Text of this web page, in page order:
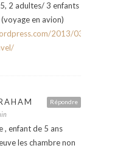
2 adultes/ 3 enfants
en avion)
2013/03/23/list-
Répondre
, enfant de 5 ans
les chambre non